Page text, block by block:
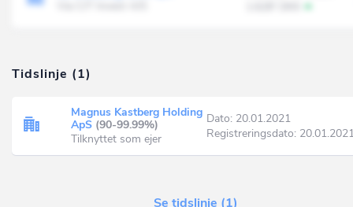
Tidslinje (1)
Magnus Kastberg Holding
ApS (90-99.99%)
Tilknyttet som ejer
Dato: 20.01.2021
Registreringsdato:
Se tidslinje (1)